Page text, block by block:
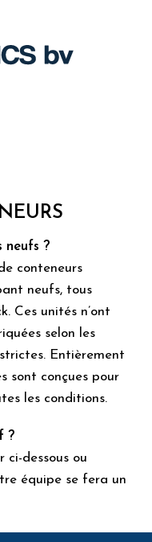
neufs ?
conteneurs
neufs, tous
Ces unités n’ont
selon les
Entièrement
sont conçues pour
les conditions.
?
ci-dessous ou
équipe se fera un